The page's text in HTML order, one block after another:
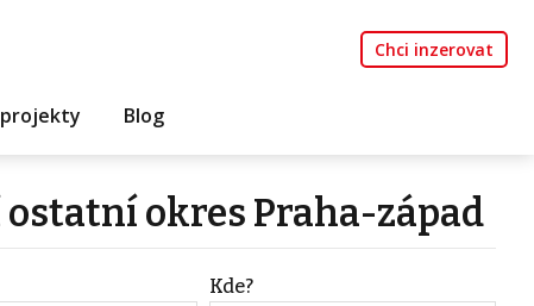
Chci inzerovat
Blog
okres Praha-západ
Kde?